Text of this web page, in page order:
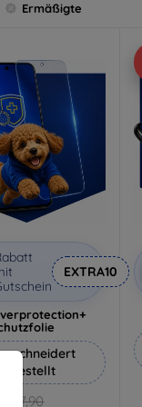
Ermäßigte
EXTRA10
€ 17,90